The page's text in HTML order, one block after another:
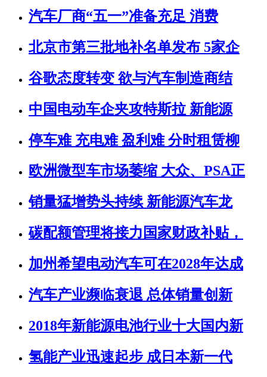
汽车厂商“五一”准备充足 消费
北京市第三批地补名单发布 5家企
谷歌态度转变 欲与汽车制造商结
中国电动车企夹攻特斯拉 新能源
停车难 充电难 盈利难 分时租赁柳
欧洲微型车市场萎缩 大众、PSA正
销量猛增势头持续 新能源汽车龙
碳配额管理将接力国家财政补贴，
加州希望电动汽车可在2028年达成
汽车产业濒临衰退 总体销量创新
2018年新能源电池行业十大国内新
氢能产业迅速起步 成日本新一代